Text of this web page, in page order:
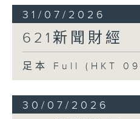
31/07/2026
621新聞財經
足本 Full (HKT
30/07/2026